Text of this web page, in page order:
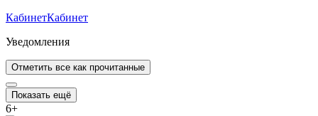
КабинетКабинет
Уведомления
Отметить все как прочитанные
Показать ещё
6+